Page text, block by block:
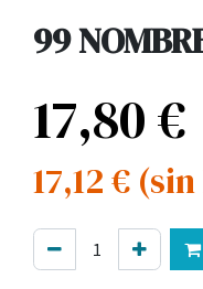
99
17,80€
17,12€ (sin